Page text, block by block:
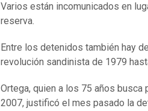
Varios están incomunicados en
reserva.
Entre los detenidos también hay
revolución sandinista de 1979
Ortega, quien a los 75 años
2007, justificó el mes pasado la